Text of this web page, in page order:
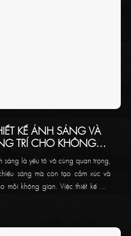
KẾ ÁNH SÁNG VÀ
TRÍ CHO KHÔNG
sáng là yếu tố vô cùng quan trọng,
sáng mà còn tạo cảm xúc và
mỗi không gian. Việc thiết kế đèn